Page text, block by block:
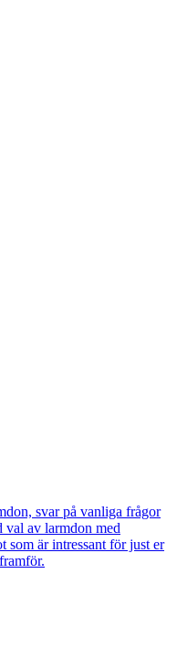
svar på vanliga frågor
val av larmdon med
som är intressant för just er